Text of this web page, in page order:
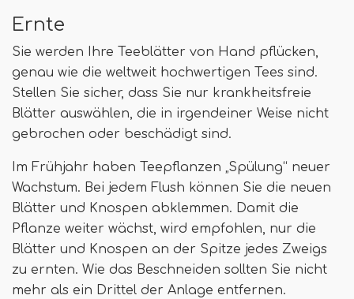
Ernte
Sie werden Ihre Teeblätter von Hand pflücken,
genau wie die weltweit hochwertigen Tees sind.
Stellen Sie sicher, dass Sie nur krankheitsfreie
Blätter auswählen, die in irgendeiner Weise nicht
gebrochen oder beschädigt sind.
Im Frühjahr haben Teepflanzen „Spülung“ neuer
Wachstum. Bei jedem Flush können Sie die neuen
Blätter und Knospen abklemmen. Damit die
Pflanze weiter wächst, wird empfohlen, nur die
Blätter und Knospen an der Spitze jedes Zweigs
zu ernten. Wie das Beschneiden sollten Sie nicht
mehr als ein Drittel der Anlage entfernen.